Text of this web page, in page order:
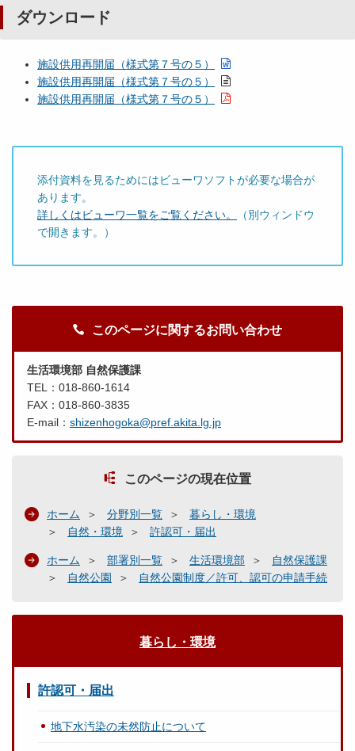
ダウンロード
施設供用再開届（様式第７号の５）
施設供用再開届（様式第７号の５）
施設供用再開届（様式第７号の５）
添付資料を見るためにはビューワソフトが必要な場合が
あります。
詳しくはビューワ一覧をご覧ください。
（別ウィンドウ
で開きます。）
このページに関するお問い合わせ
生活環境部 自然保護課
TEL：018-860-1614
FAX：018-860-3835
E-mail： shizenhogoka@pref.akita.lg.jp
このページの現在位置
ホーム 分野別一覧
暮らし・環境
自然・環境
許認可・届出
ホーム 部署別一覧 生活環境部
自然保護課
自然公園
自然公園制度／許可、認可の申請手続
暮らし・環境
許認可・届出
地下水汚染の未然防止について